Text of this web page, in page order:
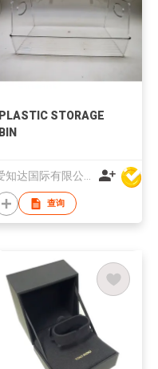
PLASTIC STORAGE
BIN
爱知达国际有限公司
查询